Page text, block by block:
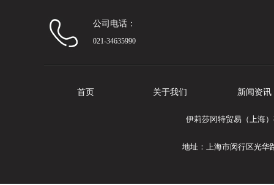
公司电话：
021-34635990
首页 关于我们 新闻资讯
伊莉莎冈特贸易（上海
地址：上海市闵行区光